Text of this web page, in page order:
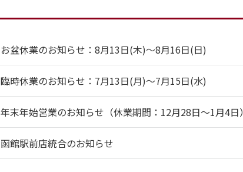
お盆休業のお知らせ：8月13日(木)～8月16日(日)
臨時休業のお知らせ：7月13日(月)～7月15日(水)
年末年始営業のお知らせ（休業期間：12月28日～1月4日）
函館駅前店統合のお知らせ